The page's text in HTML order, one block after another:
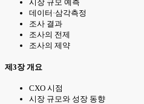
시장 규모 예측
데이터·삼각측정
조사 결과
조사의 전제
조사의 제약
제3장 개요
CXO 시점
시장 규모와 성장 동향